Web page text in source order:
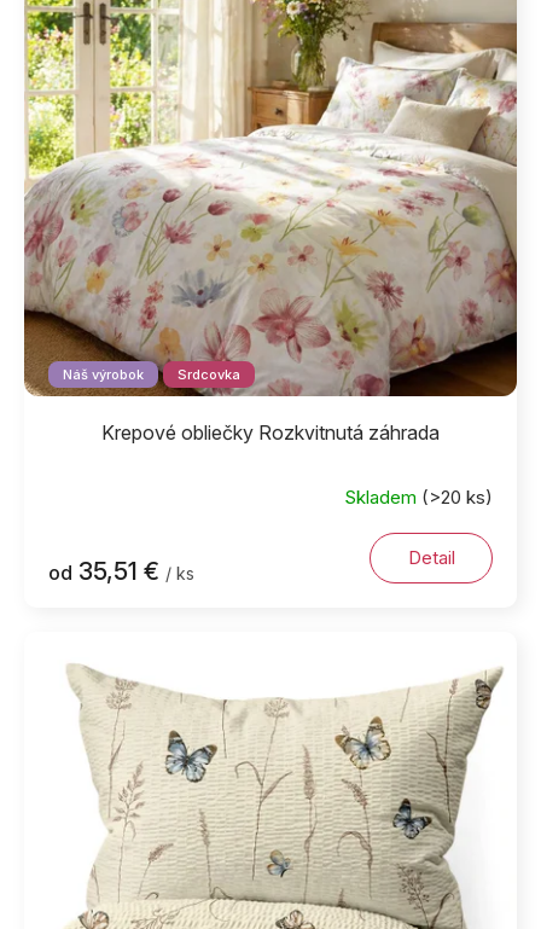
Náš výrobok Srdcovka
Krepové obliečky Rozkvitnutá záhrada
Skladem (>20 ks)
od 35,51 € / ks
Detail